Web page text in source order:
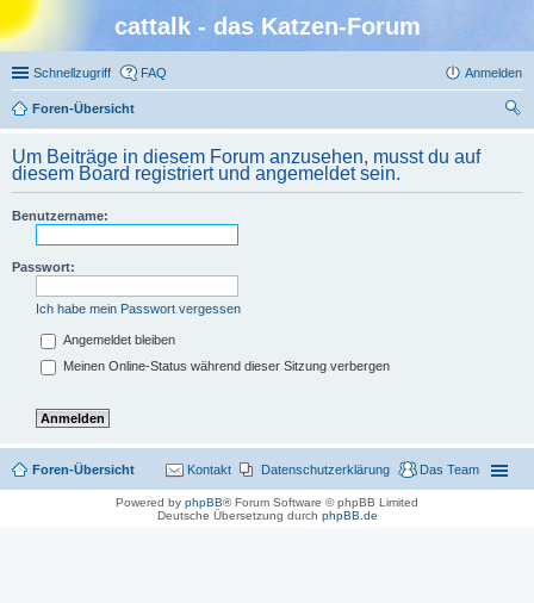
cattalk - das Katzen-Forum
Schnellzugriff FAQ Anmelden
Foren-Übersicht
Um Beiträge in diesem Forum anzusehen, musst du auf
diesem Board registriert und angemeldet sein.
Benutzername:
Passwort:
Ich habe mein Passwort vergessen
Angemeldet bleiben
Meinen Online-Status während dieser Sitzung verbergen
Foren-Übersicht Das Team
Datenschutzerklärung
Kontakt
Powered by phpBB® Forum Software © phpBB Limited
Deutsche Übersetzung durch phpBB.de